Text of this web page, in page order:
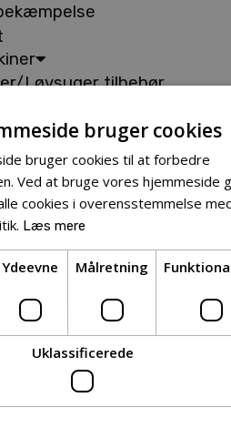
Løvsuger tilbehør
og Trimmere
Kæder
Robotplæneklipper
Behind
bruger cookies
bruger cookies til at forbedre
Ved at bruge vores hjemmeside
cookies i overensstemmelse
Læs mere
Ydeevne Målretning
Uklassificerede